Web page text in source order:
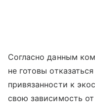
Согласно данным
не готовы
привязанности к
свою зависимость от